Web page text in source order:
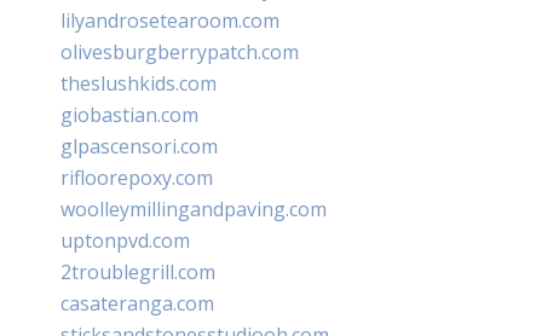
lilyandrosetearoom.com
olivesburgberrypatch.com
theslushkids.com
giobastian.com
glpascensori.com
rifloorepoxy.com
woolleymillingandpaving.com
uptonpvd.com
2troublegrill.com
casateranga.com